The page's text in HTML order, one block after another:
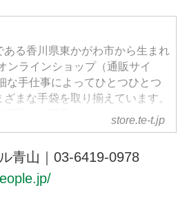
ある香川県東かがわ市から生まれ
ンラインショップ（通販サイ
な手仕事によってひとつひとつ
まな手袋を取り揃えています。
用品もご用意しています。
store.te-t.jp
青山｜03-6419-0978